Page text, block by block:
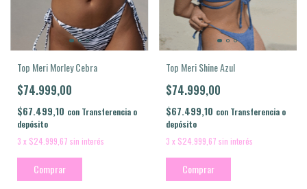
Top Meri Morley Cebra
$74.999,00
$67.499,10 con Transferencia o
depósito
3 x $24.999,67 sin interés
Comprar
Top Meri Shine Azul
$74.999,00
$67.499,10 con Transferencia o
depósito
3 x $24.999,67 sin interés
Comprar